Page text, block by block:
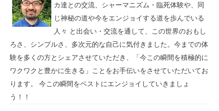
カ達との交流、シャーマニズム・臨死体験や、同
じ神秘の道や今をエンジョイする道を歩んでいる
人々 と出会い・交流を通して、この世界のおもし
ろさ、シンプルさ、多次元的な自己に気付きました。今までの体
験を多くの方とシェアさせていただき、「今この瞬間を積極的に
ワクワクと豊かに生きる」ことをお手伝いをさせていただいてお
ります。 今この瞬間をベストにエンジョイしていきましょ
う！！